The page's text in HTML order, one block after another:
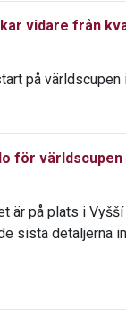
vidare från
på världscupen
för
är på plats i
sista detaljerna